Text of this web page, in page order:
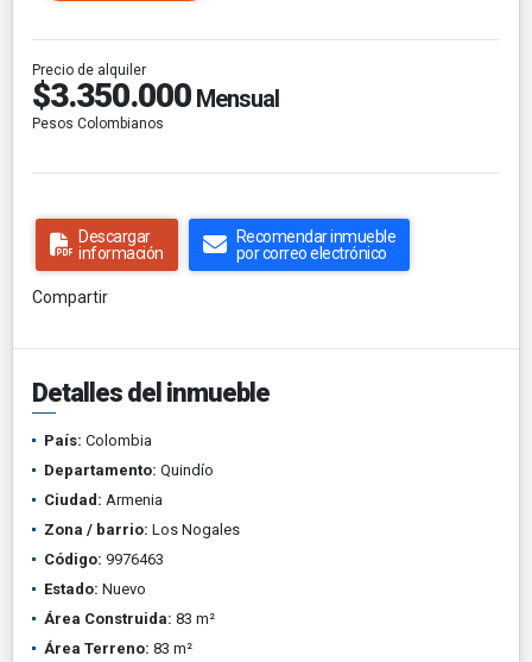
Precio de alquiler
$3.350.000 Mensual
Pesos Colombianos
Descargar
información
Recomendar inmueble
por correo electrónico
Compartir
Detalles del inmueble
País: Colombia
Departamento: Quindío
Ciudad: Armenia
Zona / barrio: Los Nogales
Código: 9976463
Estado: Nuevo
Área Construida: 83 m²
Área Terreno: 83 m²